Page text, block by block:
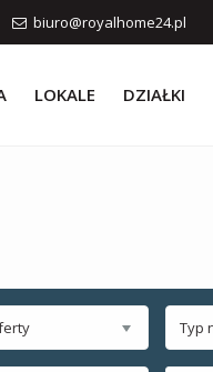
biuro@royalhome24.pl
LOKALE DZIAŁKI
Typ